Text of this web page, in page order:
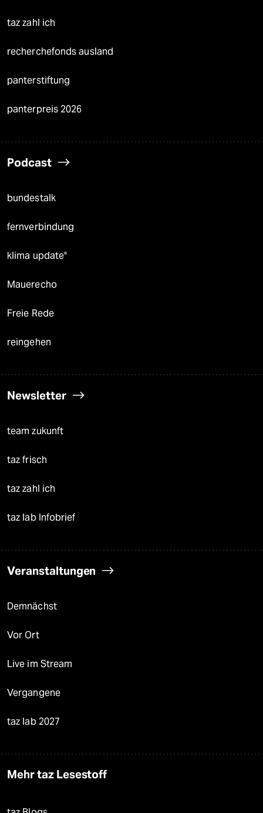
taz zahl ich
recherchefonds ausland
panterstiftung
panterpreis 2026
Podcast
bundestalk
fernverbindung
klima update°
Mauerecho
Freie Rede
reingehen
Newsletter
team zukunft
taz frisch
taz zahl ich
taz lab Infobrief
Veranstaltungen
Demnächst
Vor Ort
Live im Stream
Vergangene
taz lab 2027
Mehr taz Lesestoff